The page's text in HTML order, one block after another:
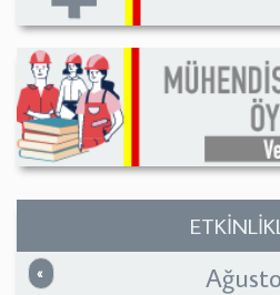
« Önceki